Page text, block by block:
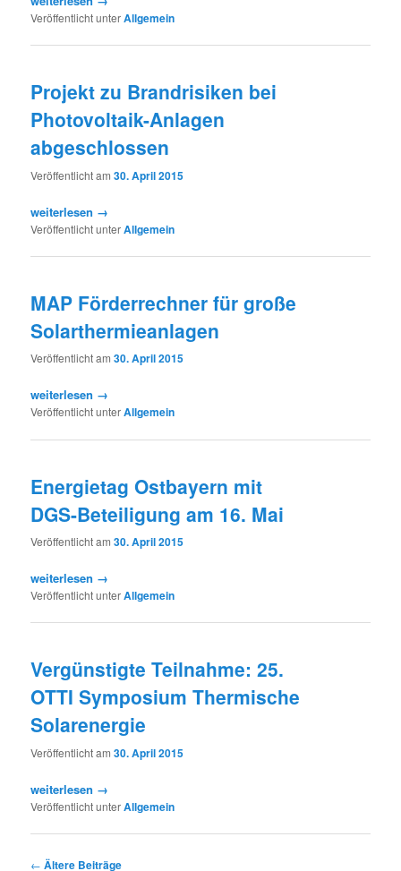
Veröffentlicht unterAllgemein
Projekt zu Brandrisiken bei
Photovoltaik-Anlagen
abgeschlossen
Veröffentlicht am30. April 2015
weiterlesen →
Veröffentlicht unterAllgemein
MAP Förderrechner für große
Solarthermieanlagen
Veröffentlicht am30. April 2015
weiterlesen →
Veröffentlicht unterAllgemein
Energietag Ostbayern mit
DGS-Beteiligung am 16. Mai
Veröffentlicht am30. April 2015
weiterlesen →
Veröffentlicht unterAllgemein
Vergünstigte Teilnahme: 25.
OTTI Symposium Thermische
Solarenergie
Veröffentlicht am30. April 2015
weiterlesen →
Veröffentlicht unterAllgemein
Artikelnavigation
← Ältere Beiträge